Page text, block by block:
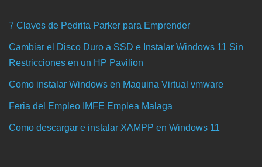
7 Claves de Pedrita Parker para Emprender
Cambiar el Disco Duro a SSD e Instalar Windows 11 Sin
Restricciones en un HP Pavilion
Como instalar Windows en Maquina Virtual vmware
Feria del Empleo IMFE Emplea Malaga
Como descargar e instalar XAMPP en Windows 11